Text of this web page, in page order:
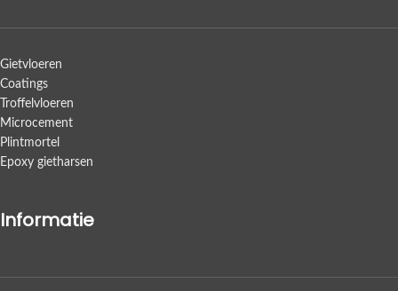
Gietvloeren
Coatings
Troffelvloeren
Microcement
Plintmortel
Epoxy gietharsen
Informatie